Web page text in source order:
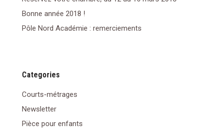
Bonne année 2018 !
Pôle Nord Académie : remerciements
Categories
Courts-métrages
Newsletter
Pièce pour enfants